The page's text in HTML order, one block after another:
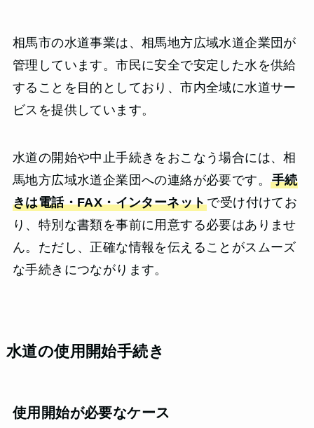
相馬市の水道事業は、相馬地方広域水道企業団が
管理しています。市民に安全で安定した水を供給
することを目的としており、市内全域に水道サー
ビスを提供しています。
水道の開始や中止手続きをおこなう場合には、相
馬地方広域水道企業団への連絡が必要です。 手続
きは電話・FAX・インターネットで受け付けてお
り、特別な書類を事前に用意する必要はありませ
ん。ただし、正確な情報を伝えることがスムーズ
な手続きにつながります。
水道の使用開始手続き
使用開始が必要なケース